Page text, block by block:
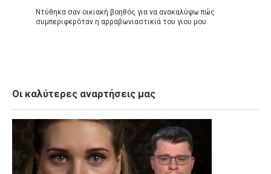
Ντύθηκα σαν οικιακή βοηθός για να ανακαλύψω πώς
συμπεριφερόταν η αρραβωνιαστικιά του γιου μου
Οι καλύτερες αναρτήσεις μας